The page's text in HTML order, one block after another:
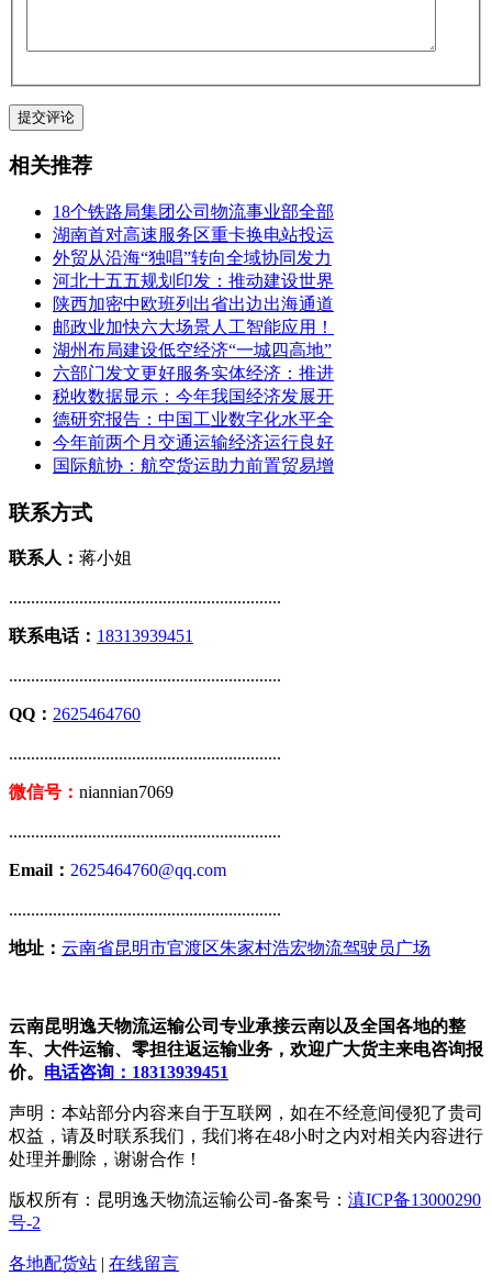
相关推荐
18个铁路局集团公司物流事业部全部
湖南首对高速服务区重卡换电站投运
外贸从沿海“独唱”转向全域协同发力
河北十五五规划印发：推动建设世界
陕西加密中欧班列出省出边出海通道
邮政业加快六大场景人工智能应用！
湖州布局建设低空经济“一城四高地”
六部门发文更好服务实体经济：推进
税收数据显示：今年我国经济发展开
德研究报告：中国工业数字化水平全
今年前两个月交通运输经济运行良好
国际航协：航空货运助力前置贸易增
联系方式
联系人： 蒋小姐
..............................................................
联系电话： 18313939451
..............................................................
QQ： 2625464760
..............................................................
微信号： niannian7069
..............................................................
Email： 2625464760@qq.com
..............................................................
地址： 云南省昆明市官渡区朱家村浩宏物流驾驶员广场
云南昆明逸天物流运输公司专业承接云南以及全国各地的整
车、大件运输、零担往返运输业务，欢迎广大货主来电咨询报
价。 电话咨询：18313939451
声明：本站部分内容来自于互联网，如在不经意间侵犯了贵司
权益，请及时联系我们，我们将在48小时之内对相关内容进行
处理并删除，谢谢合作！
版权所有：昆明逸天物流运输公司-备案号： 滇ICP备13000290
号-2
各地配货站 | 在线留言